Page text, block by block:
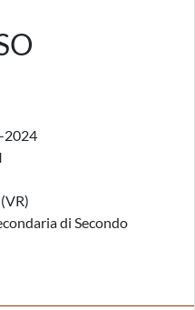
2024
di Secondo